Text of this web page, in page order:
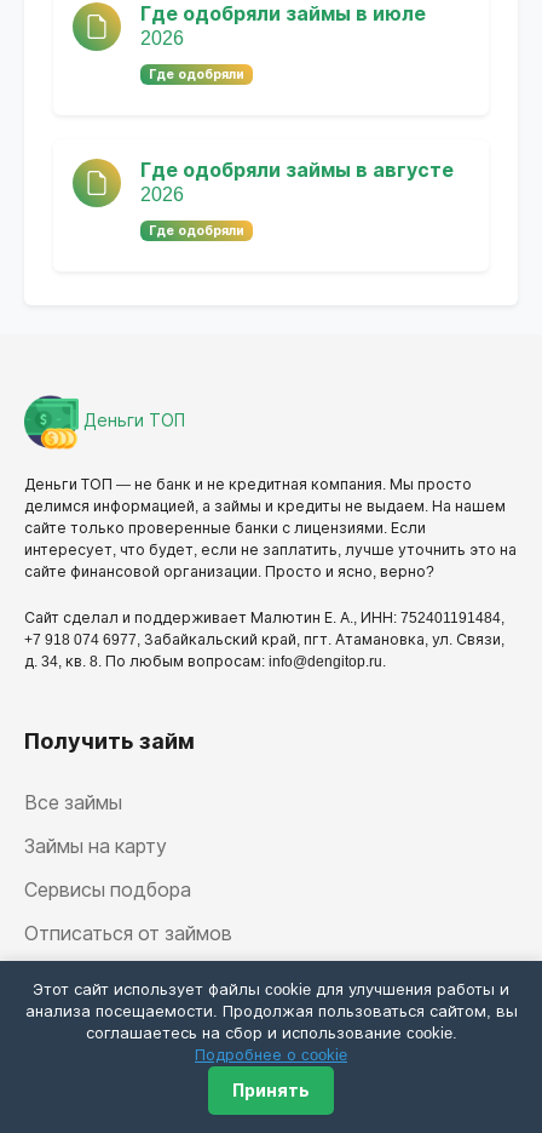
Где одобряли займы в июле
2026
Где одобряли
Где одобряли займы в августе
2026
Где одобряли
Деньги ТОП
Деньги ТОП — не банк и не кредитная компания. Мы просто
делимся информацией, а займы и кредиты не выдаем. На нашем
сайте только проверенные банки с лицензиями. Если
интересует, что будет, если не заплатить, лучше уточнить это на
сайте финансовой организации. Просто и ясно, верно?
Сайт сделал и поддерживает Малютин Е. А., ИНН: 752401191484,
+7 918 074 6977, Забайкальский край, пгт. Атамановка, ул. Связи,
д. 34, кв. 8. По любым вопросам: info@dengitop.ru.
Получить займ
Все займы
Займы на карту
Сервисы подбора
Отписаться от займов
Этот сайт использует файлы cookie для улучшения работы и
анализа посещаемости. Продолжая пользоваться сайтом, вы
соглашаетесь на сбор и использование cookie.
Подробнее о cookie
Принять